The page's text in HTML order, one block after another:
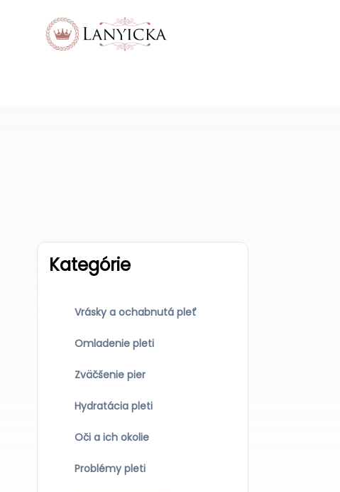
Kategórie
Vrásky a ochabnutá pleť
Omladenie pleti
Zväčšenie pier
Hydratácia pleti
Oči a ich okolie
Problémy pleti